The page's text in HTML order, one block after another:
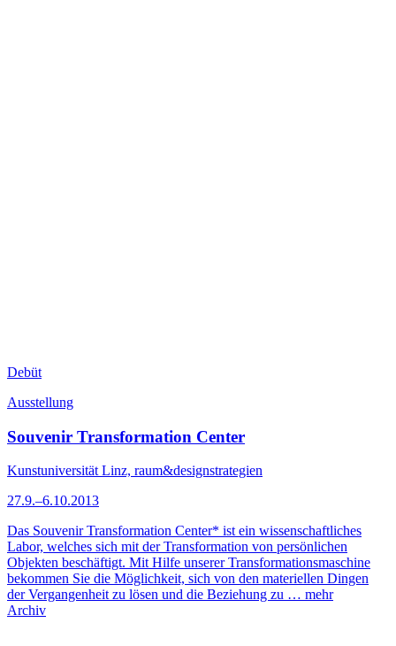
Debüt
Ausstellung
Souvenir Transformation Center
Kunstuniversität Linz, raum&designstrategien
27.9.–6.10.2013
Das Souvenir Transformation Center* ist ein wissenschaftliches
Labor, welches sich mit der Transformation von persönlichen
Objekten beschäftigt. Mit Hilfe unserer Transformationsmaschine
bekommen Sie die Möglichkeit, sich von den materiellen Dingen
der Vergangenheit zu lösen und die Beziehung zu … mehr
Archiv